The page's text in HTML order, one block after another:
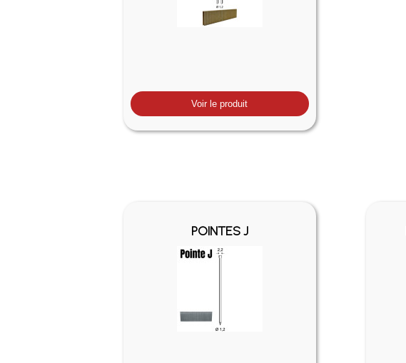
Voir le produit
POINTES J